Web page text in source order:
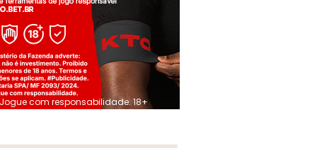
Jogue com responsabilidade. 18+